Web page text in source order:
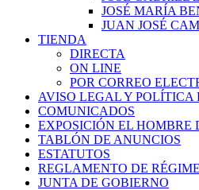
JOSÉ MARÍA
JUAN JOSÉ
TIENDA
DIRECTA
ON LINE
POR CORREO
AVISO LEGAL Y POLÍTICA
COMUNICADOS
EXPOSICIÓN EL HOMBRE
TABLÓN DE ANUNCIOS
ESTATUTOS
REGLAMENTO DE
JUNTA DE GOBIERNO